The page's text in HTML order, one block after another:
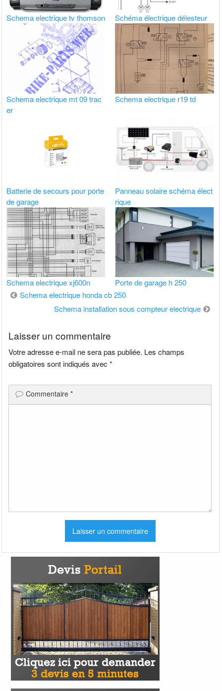
Schema electrique tv thomson Schéma électrique délesteur
Schema electrique mt 09 trac
er
Schema electrique r19 td
Batterie de secours pour porte
de garage
Panneau solaire schéma élect
rique
Schema electrique xj600n Porte de garage h 250
Navigation
Schema electrique honda cb 250
Schema installation sous compteur electrique
Laisser un commentaire
Votre adresse e-mail ne sera pas publiée. Les champs
obligatoires sont indiqués avec*
Commentaire*